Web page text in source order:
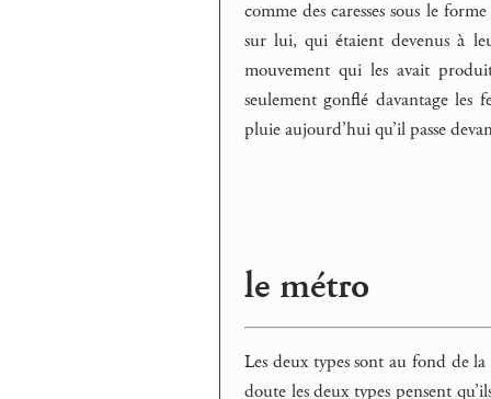
comme des caresses sous le
sur lui, qui étaient devenus à
mouvement qui les avait
seulement gonflé davantage les
pluie aujourd’hui qu’il passe
le métro
Les deux types sont au fond de
doute les deux types pensent